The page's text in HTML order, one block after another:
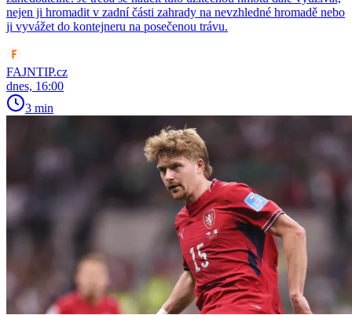
nejen ji hromadit v zadní části zahrady na nevzhledné hromadě nebo
ji vyvážet do kontejneru na posečenou trávu.
FAJNTIP.cz
dnes, 16:00
3 min